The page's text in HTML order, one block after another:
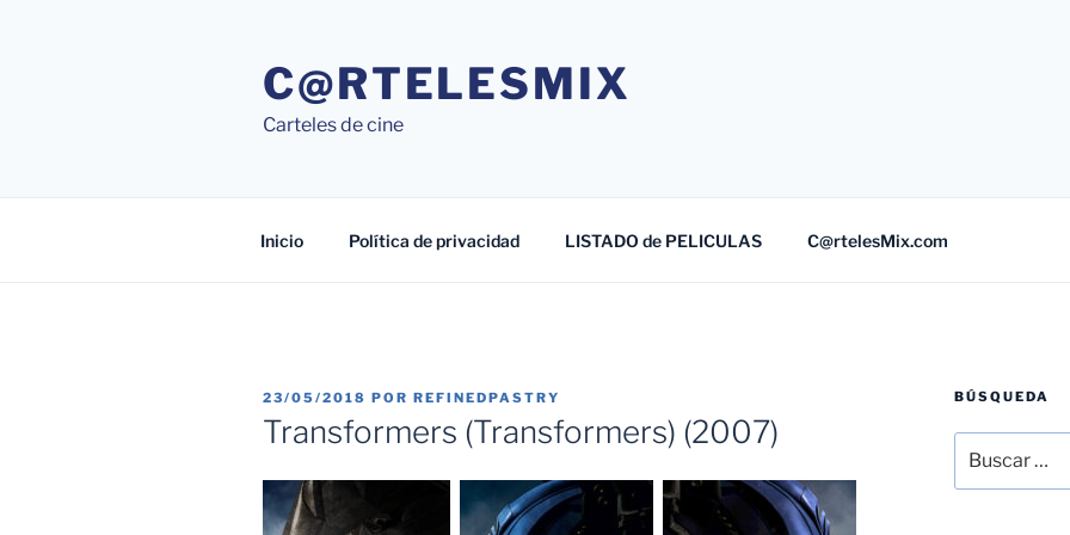
C@RTELESMIX
Carteles de cine
Inicio Política de privacidad LISTADO de PELICULAS C@rtelesMix.com
PUBLICADO
EL
23/05/2018 POR REFINEDPASTRY
Transformers (Transformers) (2007)
BÚSQUEDA
por: